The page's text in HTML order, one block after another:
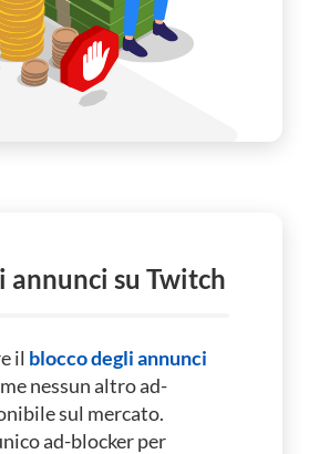
annunci su Twitch
il blocco degli annunci
nessun altro ad-
sul mercato.
ad-blocker per